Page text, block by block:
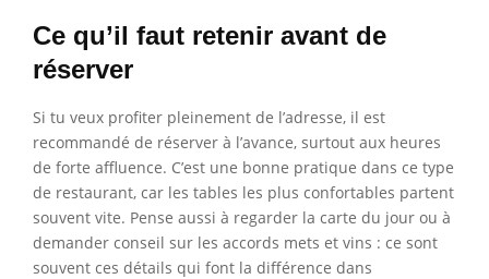
Ce qu’il faut retenir avant de
réserver
Si tu veux profiter pleinement de l’adresse, il est
recommandé de réserver à l’avance, surtout aux heures
de forte affluence. C’est une bonne pratique dans ce type
de restaurant, car les tables les plus confortables partent
souvent vite. Pense aussi à regarder la carte du jour ou à
demander conseil sur les accords mets et vins : ce sont
souvent ces détails qui font la différence dans